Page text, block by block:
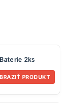
2ks
PRODUKT